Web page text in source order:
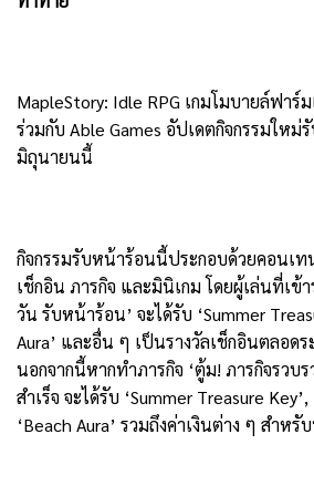
MapleStory: Idle RPG เกมโมบายล์ฟา
ร่วมกับ Able Games อัปเดตกิจกรรมให
มิถุนายนนี้
กิจกรรมรับหน้าร้อนนี้ประกอบด้วยคอนเท
เช็กอิน ภารกิจ และมินิเกม โดยผู้เล่นที่เข้
วัน รับหน้าร้อน’ จะได้รับ ‘Summer
Aura’ และอื่น ๆ เป็นรางวัลเช็กอินตลอดร
นอกจากนี้หากทำภารกิจ ‘ตู้ม! ภารกิจรวบ
สำเร็จ จะได้รับ ‘Summer Treasure
‘Beach Aura’ รวมถึงค่าเงินต่าง ๆ สำห